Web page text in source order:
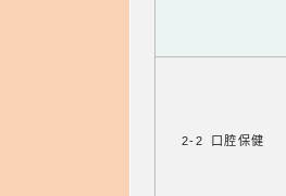
2-2 口腔保健